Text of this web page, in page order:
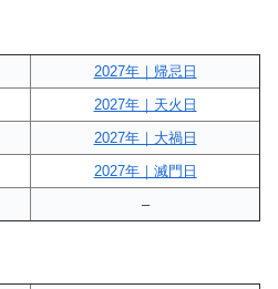
2027年｜帰忌日
2027年｜天火日
2027年｜大禍日
2027年｜滅門日
–